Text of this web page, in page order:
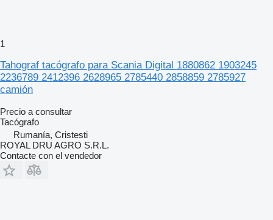
1
Tahograf tacógrafo para Scania Digital 1880862 1903245
2236789 2412396 2628965 2785440 2858859 2785927
camión
Precio a consultar
Tacógrafo
Rumanía, Cristesti
ROYAL DRU AGRO S.R.L.
Contacte con el vendedor